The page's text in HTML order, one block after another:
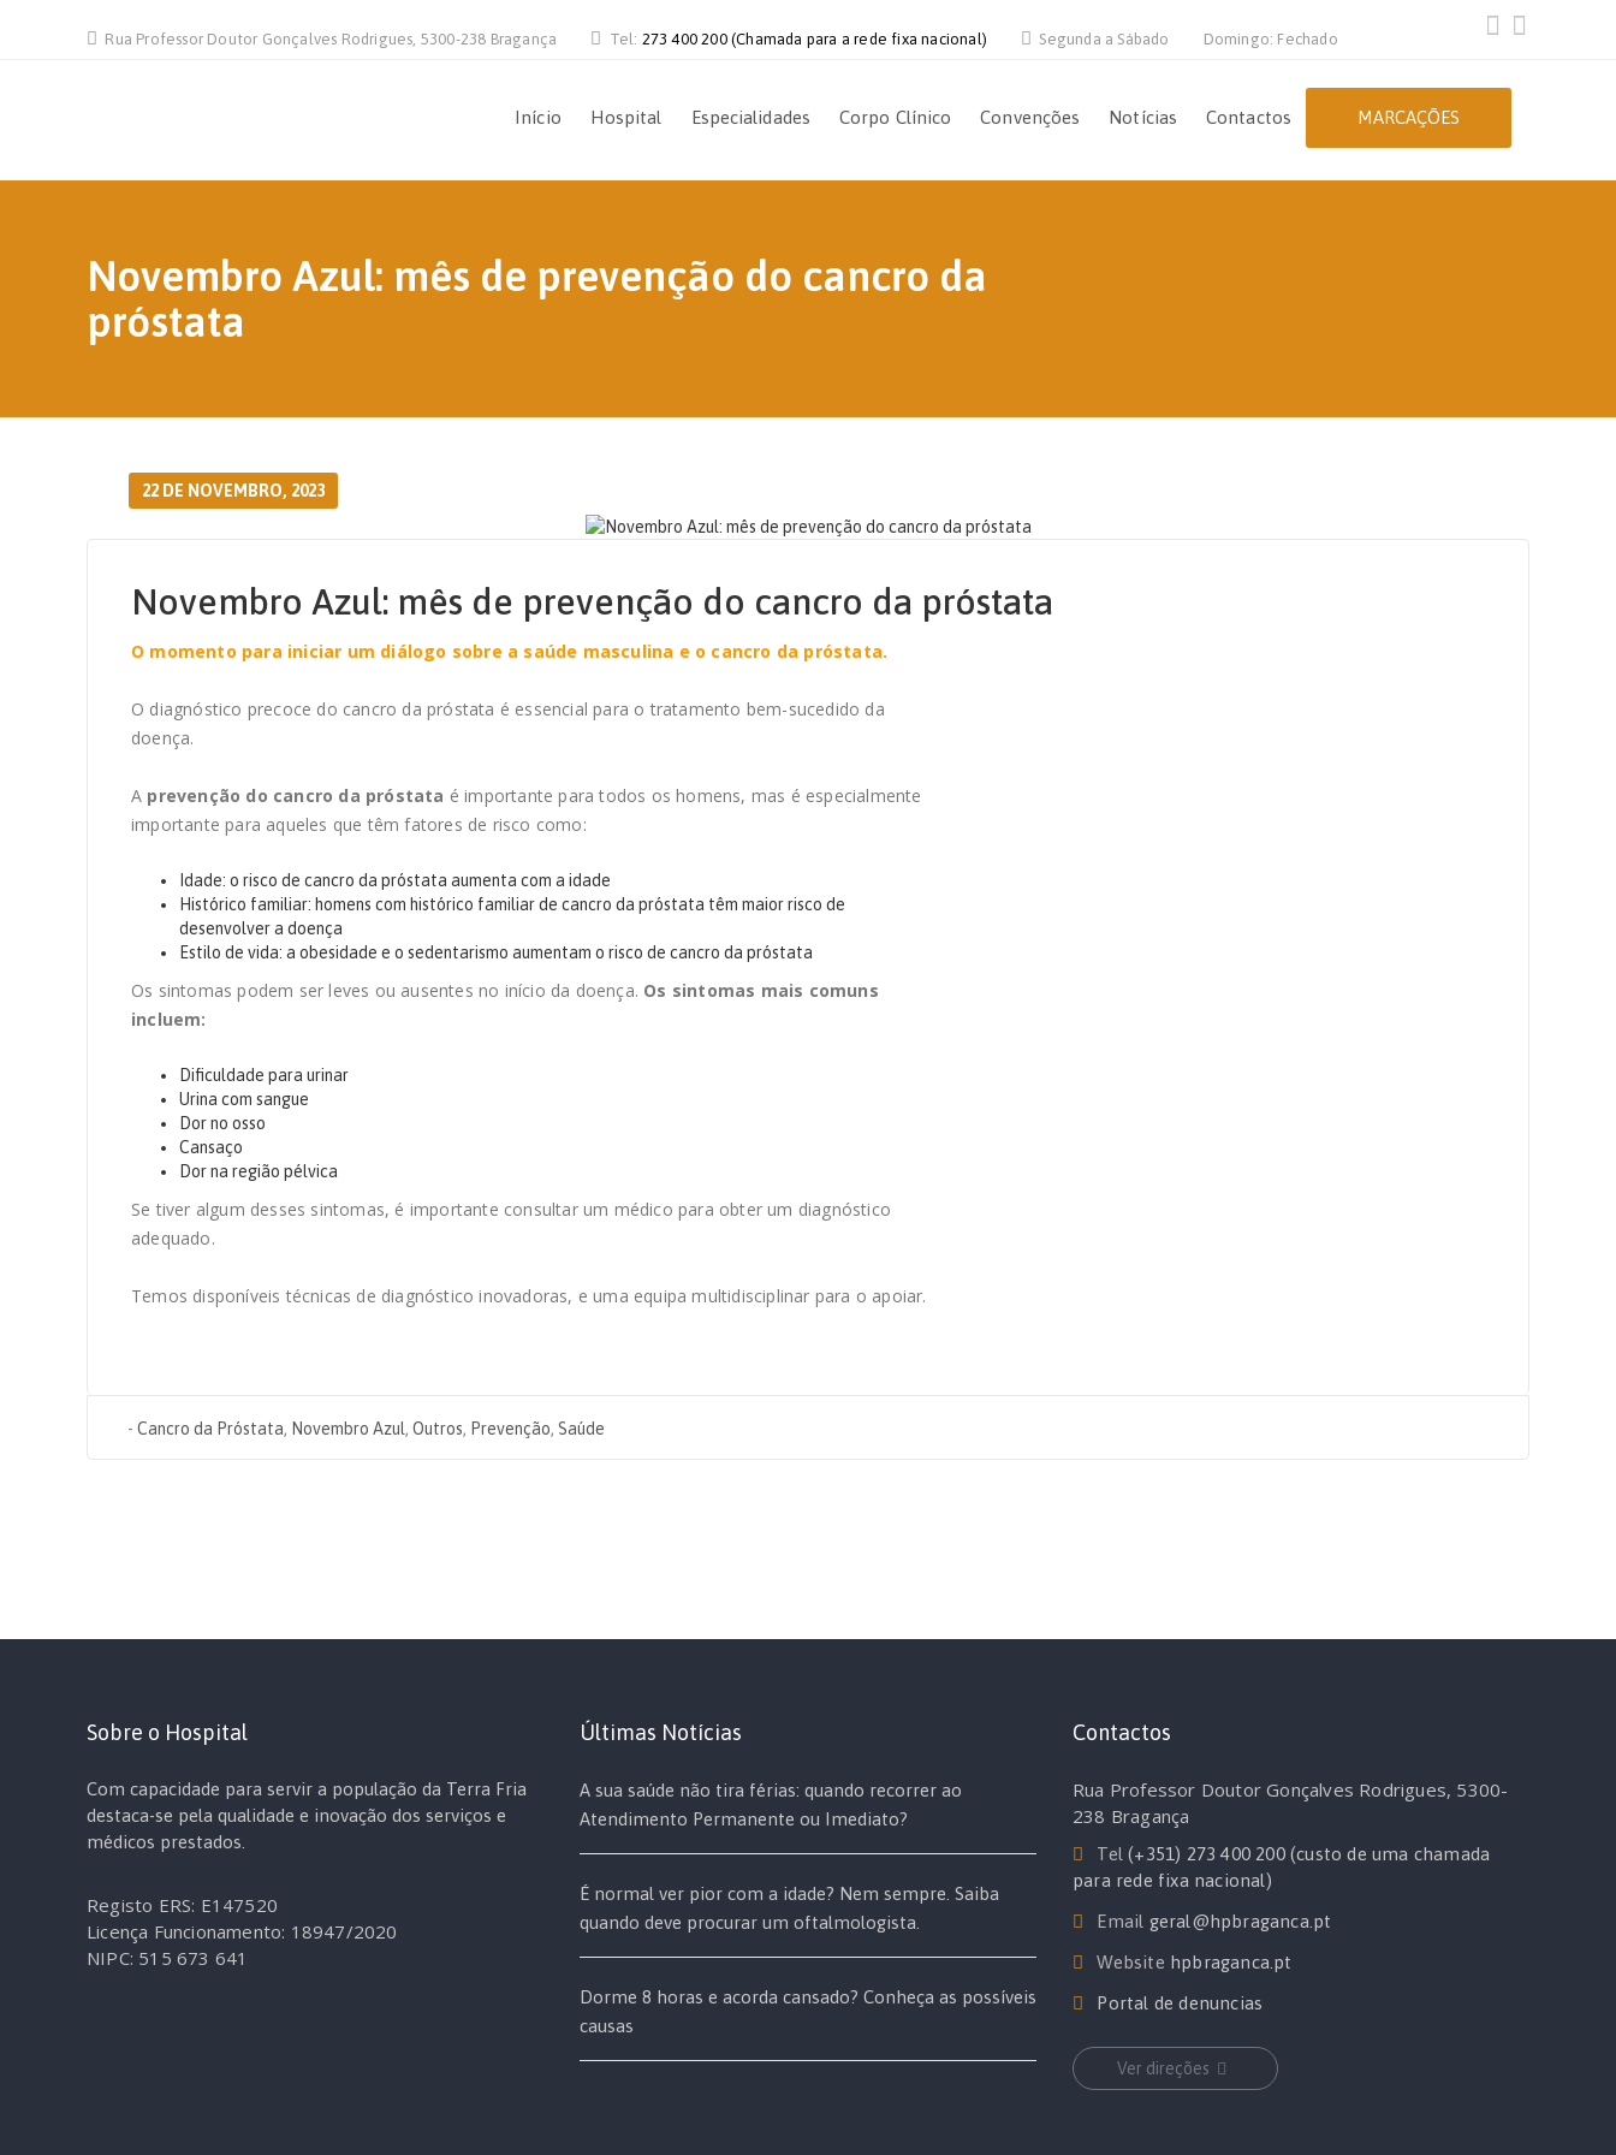
Rua Professor Doutor Gonçalves Rodrigues, 5300-238 Bragança Tel: 273 400 200 (Chamada para a rede fixa nacional) Segunda a Sábado Domingo: Fechado
Início Hospital Especialidades Corpo Clínico Convenções Notícias Contactos MARCAÇÕES
Novembro Azul: mês de prevenção do cancro da
próstata
22 DE NOVEMBRO, 2023
Novembro Azul: mês de prevenção do cancro da próstata
O momento para iniciar um diálogo sobre a saúde masculina e o cancro da próstata.
O diagnóstico precoce do cancro da próstata é essencial para o tratamento bem-sucedido da
doença.
A prevenção do cancro da próstata é importante para todos os homens, mas é especialmente
importante para aqueles que têm fatores de risco como:
Idade: o risco de cancro da próstata aumenta com a idade
Histórico familiar: homens com histórico familiar de cancro da próstata têm maior risco de
desenvolver a doença
Estilo de vida: a obesidade e o sedentarismo aumentam o risco de cancro da próstata
Os sintomas podem ser leves ou ausentes no início da doença. Os sintomas mais comuns
incluem:
Dificuldade para urinar
Urina com sangue
Dor no osso
Cansaço
Dor na região pélvica
Se tiver algum desses sintomas, é importante consultar um médico para obter um diagnóstico
adequado.
Temos disponíveis técnicas de diagnóstico inovadoras, e uma equipa multidisciplinar para o apoiar.
- Cancro da Próstata, Novembro Azul, Outros, Prevenção, Saúde
Sobre o Hospital
Com capacidade para servir a população da Terra Fria
destaca-se pela qualidade e inovação dos serviços e
médicos prestados.
Registo ERS: E147520
Licença Funcionamento: 18947/2020
NIPC: 515 673 641
Últimas Notícias
A sua saúde não tira férias: quando recorrer ao
Atendimento Permanente ou Imediato?
É normal ver pior com a idade? Nem sempre. Saiba
quando deve procurar um oftalmologista.
Dorme 8 horas e acorda cansado? Conheça as possíveis
causas
Contactos
Rua Professor Doutor Gonçalves Rodrigues, 5300-
238 Bragança
Tel(+351) 273 400 200 (custo de uma chamada
para rede fixa nacional)
Email geral@hpbraganca.pt
Website hpbraganca.pt
Portal de denuncias
Ver direções